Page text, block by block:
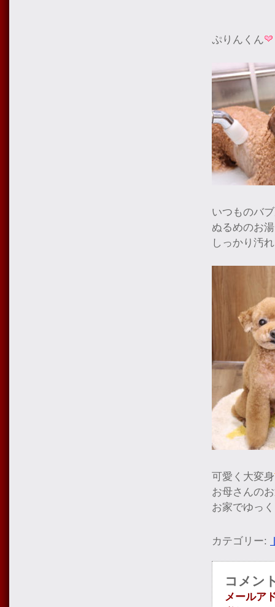
ぷりんくん
いつものバ
ぬるめのお
しっかり汚
可愛く大変身
お母さんの
お家でゆっ
カテゴリー:
コメン
メールア